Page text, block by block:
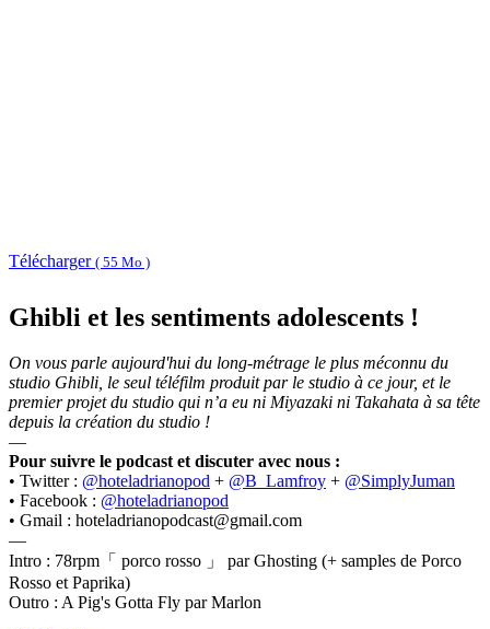
Télécharger ( 55 Mo )
Ghibli et les sentiments adolescents !
On vous parle aujourd'hui du long-métrage le plus méconnu du
studio Ghibli, le seul téléfilm produit par le studio à ce jour, et le
premier projet du studio qui n’a eu ni Miyazaki ni Takahata à sa tête
depuis la création du studio !
—
Pour suivre le podcast et discuter avec nous :
• Twitter : @hoteladrianopod + @B_Lamfroy + @SimplyJuman
• Facebook : @hoteladrianopod
• Gmail : hoteladrianopodcast@gmail.com
—
Intro : 78rpm「 porco rosso 」 par Ghosting (+ samples de Porco
Rosso et Paprika)
Outro : A Pig's Gotta Fly par Marlon